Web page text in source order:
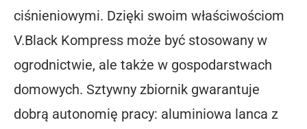
ciśnieniowymi. Dzięki swoim właściwościom
V.Black Kompress może być stosowany w
ogrodnictwie, ale także w gospodarstwach
domowych. Sztywny zbiornik gwarantuje
dobrą autonomię pracy: aluminiowa lanca z